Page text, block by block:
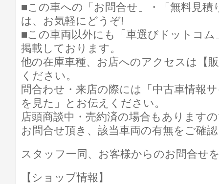
■この車への「お問合せ」・「無料見積
は、お気軽にどうぞ!
■この車両以外にも「車選びドットコ
掲載しております。
他の在庫車種、お店へのアクセスは【
ください。
問合わせ・来店の際には「中古車情報
を見た」とお伝えください。
店頭商談中・売約済の場合もあります
お問合せ頂き、該当車両の有無をご確
スタッフ一同、お客様からのお問合せ
【ショップ情報】